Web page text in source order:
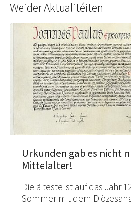
Weider Aktualitéiten
Urkunden gab es nicht
Mittelalter!
Die älteste ist auf das Jahr
Sommer mit dem